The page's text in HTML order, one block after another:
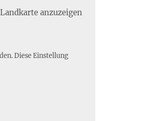
anzuzeigen
Diese Einstellung